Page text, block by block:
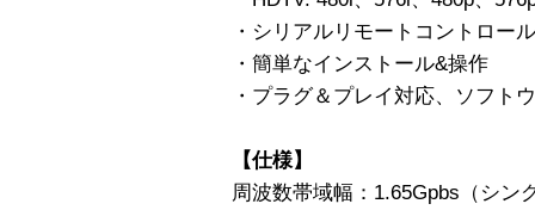
・シリアルリモートコントロー
・簡単なインストール&操作
・プラグ＆プレイ対応、ソフト
【仕様】
周波数帯域幅：1.65Gpbs（シン